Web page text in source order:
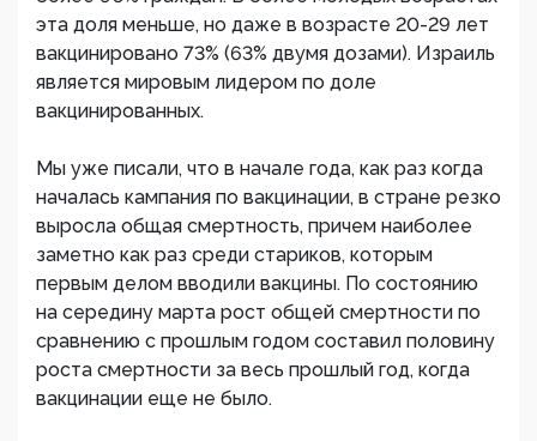
эта доля меньше, но даже в возрасте 20-29 лет
вакцинировано 73% (63% двумя дозами). Израиль
является мировым лидером по доле
вакцинированных.
Мы уже писали, что в начале года, как раз когда
началась кампания по вакцинации, в стране резко
выросла общая смертность, причем наиболее
заметно как раз среди стариков, которым
первым делом вводили вакцины. По состоянию
на середину марта рост общей смертности по
сравнению с прошлым годом составил половину
роста смертности за весь прошлый год, когда
вакцинации еще не было.